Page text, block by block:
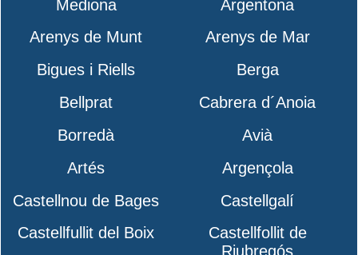
Mediona
Argentona
Arenys de Munt
Arenys de Mar
Bigues i Riells
Berga
Bellprat
Cabrera d´Anoia
Borredà
Avià
Artés
Argençola
Castellnou de Bages
Castellgalí
Castellfullit del Boix
Castellfollit de
Riubregós